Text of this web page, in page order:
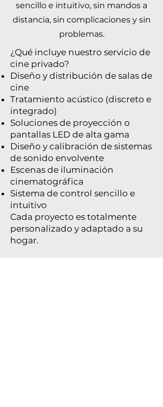
sencillo e intuitivo, sin mandos a
distancia, sin complicaciones y sin
problemas.
¿Qué incluye nuestro servicio de
cine privado?
Diseño y distribución de salas de
cine
Tratamiento acústico (discreto e
integrado)
Soluciones de proyección o
pantallas LED de alta gama
Diseño y calibración de sistemas
de sonido envolvente
Escenas de iluminación
cinematográfica
Sistema de control sencillo e
intuitivo
Cada proyecto es totalmente
personalizado y adaptado a su
hogar.